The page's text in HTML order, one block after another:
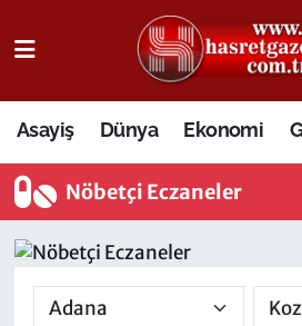
Asayiş Dünya Ekonomi
Nöbetçi Eczaneler
Osmaniye Nöbetçi
Osmaniye Hava Durumu
Osmaniye Trafik Yoğunluk
Süper Lig Puan Durumu ve
Tüm Manşetler